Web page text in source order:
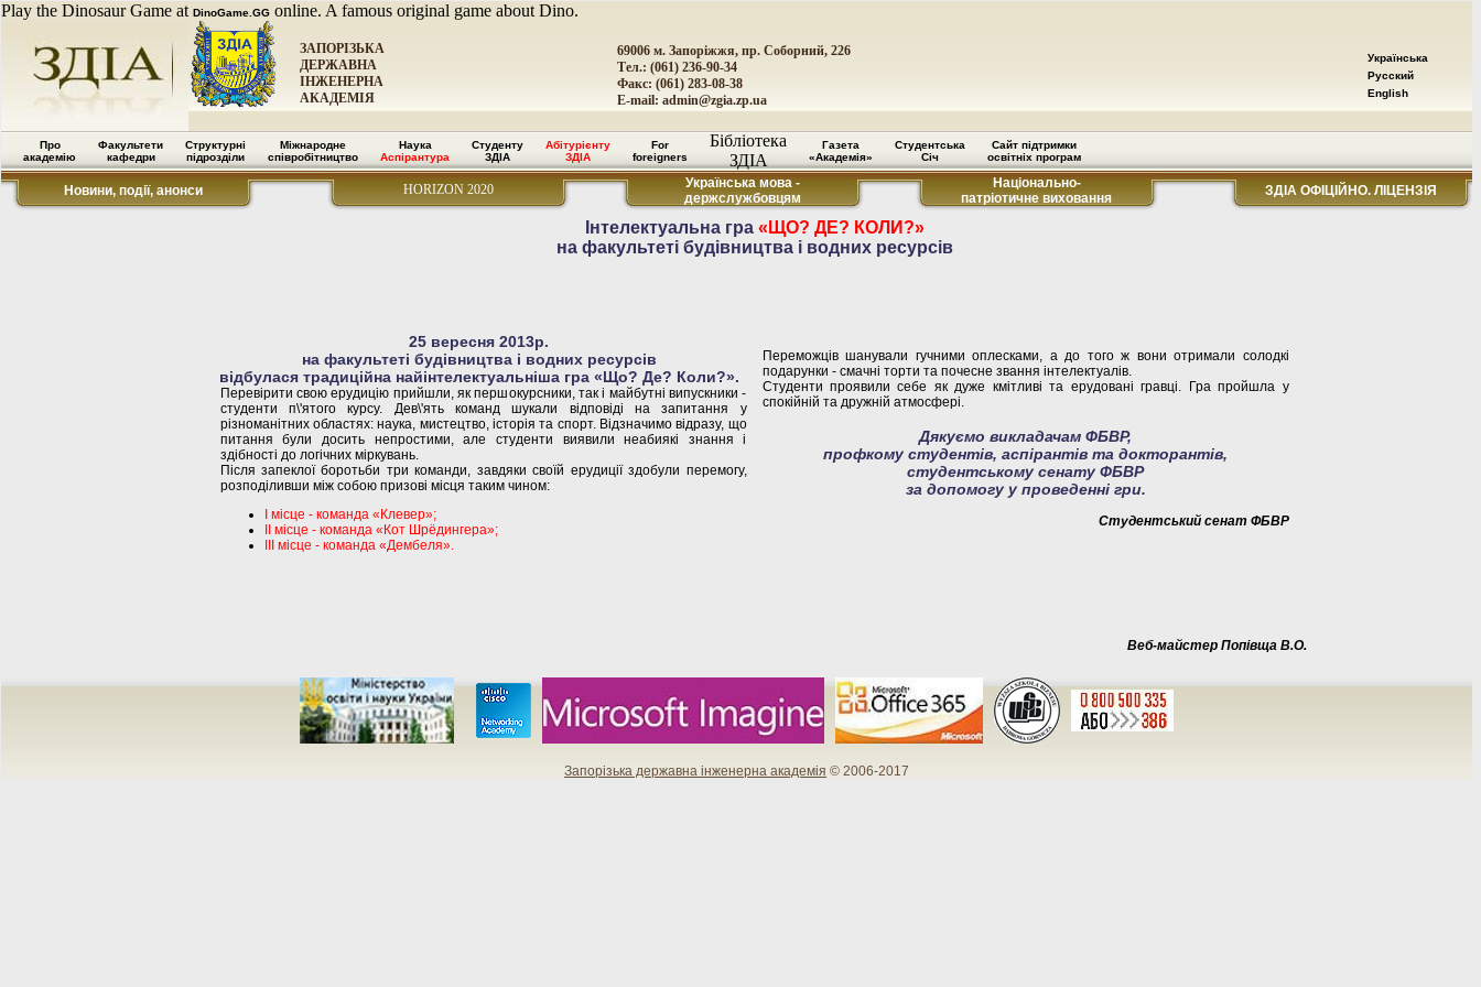
Play the Dinosaur Game at DinoGame.GG online. A famous original game about Dino.
ЗАПОРІЗЬКА
ДЕРЖАВНА
ІНЖЕНЕРНА
АКАДЕМІЯ
69006 м. Запоріжжя, пр. Соборний, 226
Тел.: (061) 236-90-34
Факс: (061) 283-08-38
E-mail: admin@zgia.zp.ua
Українська
Русский
English
Про
академію
Факультети
кафедри
Структурні
підрозділи
Міжнародне
співробітництво
Наука
Аспірантура
Студенту
ЗДІА
Абітурієнту
ЗДІА
For
foreigners
Бібліотека
ЗДІА
Газета
«Академія»
Студентська
Січ
Сайт підтримки
освітніх програм
Новини, події, анонси HORIZON 2020
Українська мова -
держслужбовцям
Національно-
патріотичне виховання
ЗДІА ОФІЦІЙНО. ЛІЦЕНЗІЯ
Інтелектуальна гра «ЩО? ДЕ? КОЛИ?»
на факультеті будівництва і водних ресурсів
25 вересня 2013р.
на факультеті будівництва і водних ресурсів
відбулася традиційна найінтелектуальніша гра «Що? Де? Коли?».
Перевірити свою ерудицію прийшли, як першокурсники, так і майбутні випускники -
студенти п\'ятого курсу. Дев\'ять команд шукали відповіді на запитання у
різноманітних областях: наука, мистецтво, історія та спорт. Відзначимо відразу, що
питання були досить непростими, але студенти виявили неабиякі знання і
здібності до логічних міркувань.
Після запеклої боротьби три команди, завдяки своїй ерудиції здобули перемогу,
розподіливши між собою призові місця таким чином:
I місце - команда «Клевер»;
II місце - команда «Кот Шрёдингера»;
III місце - команда «Дембеля».
Переможців шанували гучними оплесками, а до того ж вони отримали солодкі
подарунки - смачні торти та почесне звання інтелектуалів.
Студенти проявили себе як дуже кмітливі та ерудовані гравці. Гра пройшла у
спокійній та дружній атмосфері.
Дякуємо викладачам ФБВР,
профкому студентів, аспірантів та докторантів,
студентському сенату ФБВР
за допомогу у проведенні гри.
Студентський сенат ФБВР
Веб-майстер Попівща В.О.
Запорізька державна інженерна академія © 2006-2017